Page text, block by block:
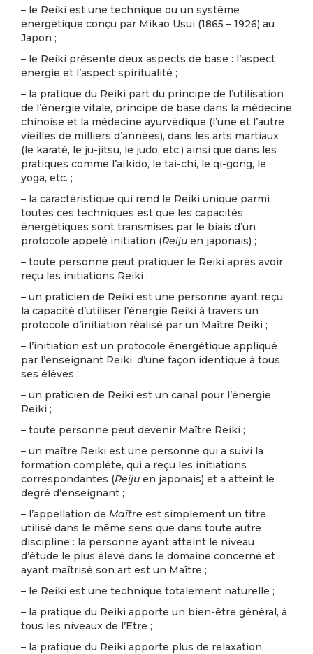
– le Reiki est une technique ou un système
énergétique conçu par Mikao Usui (1865 – 1926) au
Japon ;
– le Reiki présente deux aspects de base : l’aspect
énergie et l’aspect spiritualité ;
– la pratique du Reiki part du principe de l’utilisation
de l’énergie vitale, principe de base dans la médecine
chinoise et la médecine ayurvédique (l’une et l’autre
vieilles de milliers d’années), dans les arts martiaux
(le karaté, le ju-jitsu, le judo, etc.) ainsi que dans les
pratiques comme l’aïkido, le tai-chi, le qi-gong, le
yoga, etc. ;
– la caractéristique qui rend le Reiki unique parmi
toutes ces techniques est que les capacités
énergétiques sont transmises par le biais d’un
protocole appelé initiation (Reiju en japonais) ;
– toute personne peut pratiquer le Reiki après avoir
reçu les initiations Reiki ;
– un praticien de Reiki est une personne ayant reçu
la capacité d’utiliser l’énergie Reiki à travers un
protocole d’initiation réalisé par un Maître Reiki ;
– l’initiation est un protocole énergétique appliqué
par l’enseignant Reiki, d’une façon identique à tous
ses élèves ;
– un praticien de Reiki est un canal pour l’énergie
Reiki ;
– toute personne peut devenir Maître Reiki ;
– un maître Reiki est une personne qui a suivi la
forma­tion complète, qui a reçu les initiations
correspondantes (Reiju en japonais) et a atteint le
degré d’enseignant ;
– l’appellation de Maître est simplement un titre
utilisé dans le même sens que dans toute autre
discipline : la personne ayant atteint le niveau
d’étude le plus élevé dans le domaine concerné et
ayant maîtrisé son art est un Maître ;
– le Reiki est une technique totalement naturelle ;
– la pratique du Reiki apporte un bien-être général, à
tous les niveaux de l’Etre ;
– la pratique du Reiki apporte plus de relaxation,